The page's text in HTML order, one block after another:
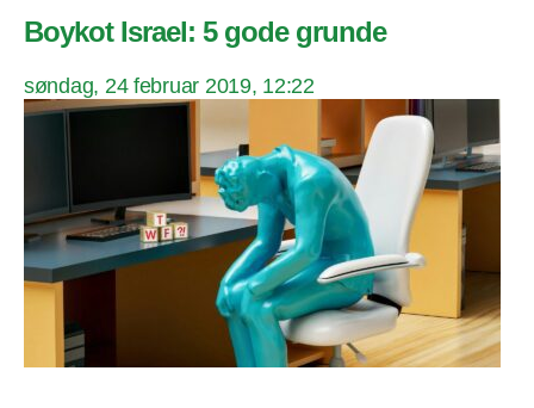
Boykot Israel: 5 gode grunde
søndag, 24 februar 2019, 12:22